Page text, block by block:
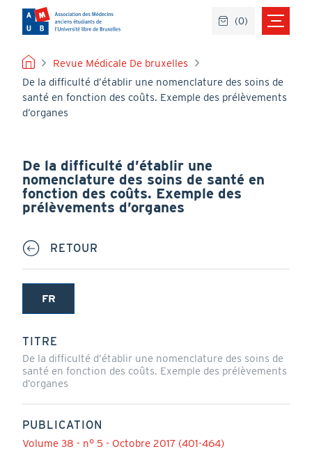
contenu
principal
FIL
D'ARIANE
Revue Médicale De bruxelles
De la difficulté d’établir une nomenclature des soins de
santé en fonction des coûts. Exemple des prélèvements
d’organes
De la difficulté d’établir une
nomenclature des soins de santé en
fonction des coûts. Exemple des
prélèvements d’organes
RETOUR
FR
(onglet
TITRE
De la difficulté d’établir une nomenclature des soins de
santé en fonction des coûts. Exemple des prélèvements
d’organes
PUBLICATION
Volume 38 - n° 5 - Octobre 2017 (401-464)
(0)